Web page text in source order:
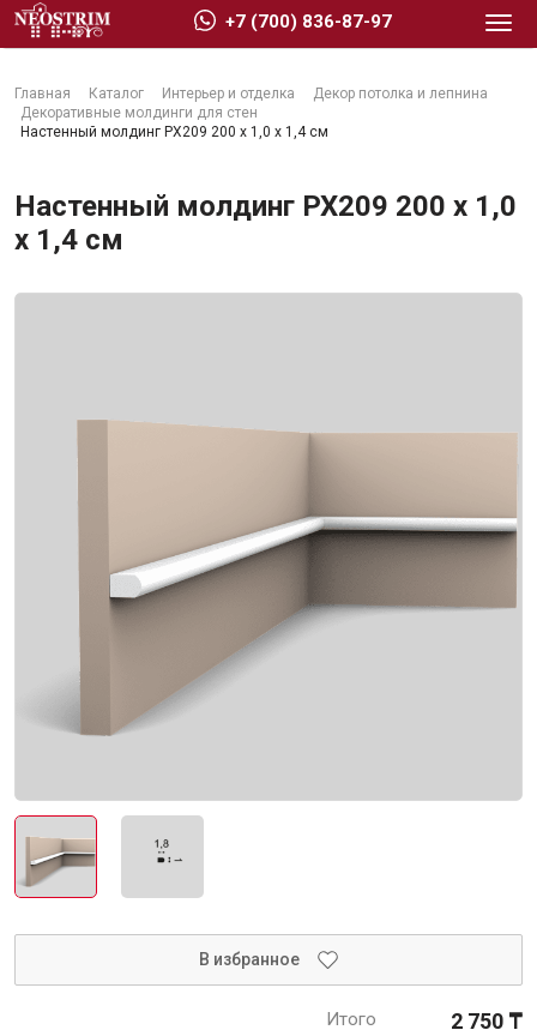
Главная Каталог Интерьер и отделка
Декор потолка и лепнина
Декоративные молдинги для стен
Настенный молдинг PX209 200 х 1,0 х 1,4 см
Настенный молдинг PX209 200 х 1,0
х 1,4 см
В избранное
Итого 2 750 ₸
+7 (700) 836-87-97
Стройматериалы
Сухие строительные смеси
Интерьер и отделка
Лакокрасочные материалы
Клеи, жидкие гвозди
Инженерные системы
Водоснабжение и водоотведение